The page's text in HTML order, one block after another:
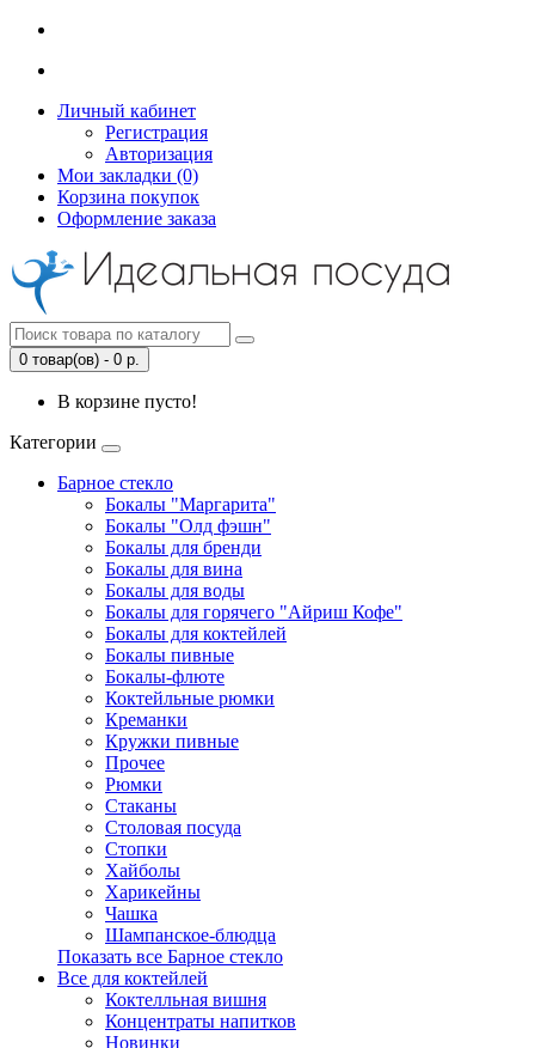
Личный кабинет
Регистрация
Авторизация
Мои закладки (0)
Корзина покупок
Оформление заказа
0 товар(ов) - 0 р.
В корзине пусто!
Категории
Барное стекло
Бокалы "Маргарита"
Бокалы "Олд фэшн"
Бокалы для бренди
Бокалы для вина
Бокалы для воды
Бокалы для горячего "Айриш Кофе"
Бокалы для коктейлей
Бокалы пивные
Бокалы-флюте
Коктейльные рюмки
Креманки
Кружки пивные
Прочее
Рюмки
Стаканы
Столовая посуда
Стопки
Хайболы
Харикейны
Чашка
Шампанское-блюдца
Показать все Барное стекло
Все для коктейлей
Коктелльная вишня
Концентраты напитков
Новинки